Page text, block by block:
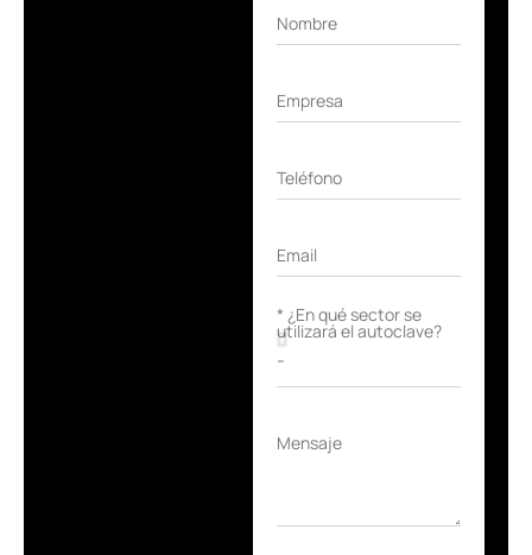
Nombre
Empresa
Teléfono
Email
* ¿En qué sector se
utilizará el autoclave?
Mensaje